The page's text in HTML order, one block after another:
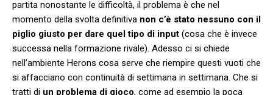
partita nonostante le difficoltà, il problema è che nel
momento della svolta definitiva non c’è stato nessuno con il
piglio giusto per dare quel tipo di input (cosa che è invece
successa nella formazione rivale). Adesso ci si chiede
nell’ambiente Herons cosa serve che riempire questi vuoti che
si affacciano con continuità di settimana in settimana. Che si
tratti di un problema di gioco, come ad esempio la poca